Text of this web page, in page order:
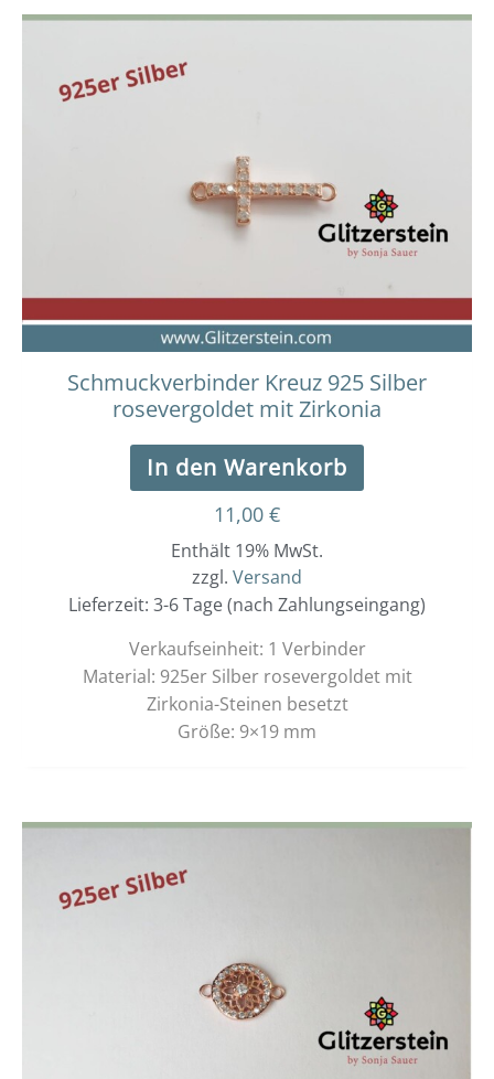
Schmuckverbinder Kreuz 925 Silber
rosevergoldet mit Zirkonia
In den Warenkorb
11,00 €
Enthält 19% MwSt.
zzgl. Versand
Lieferzeit: 3-6 Tage (nach Zahlungseingang)
Verkaufseinheit: 1 Verbinder
Material: 925er Silber rosevergoldet mit
Zirkonia-Steinen besetzt
Größe: 9×19 mm